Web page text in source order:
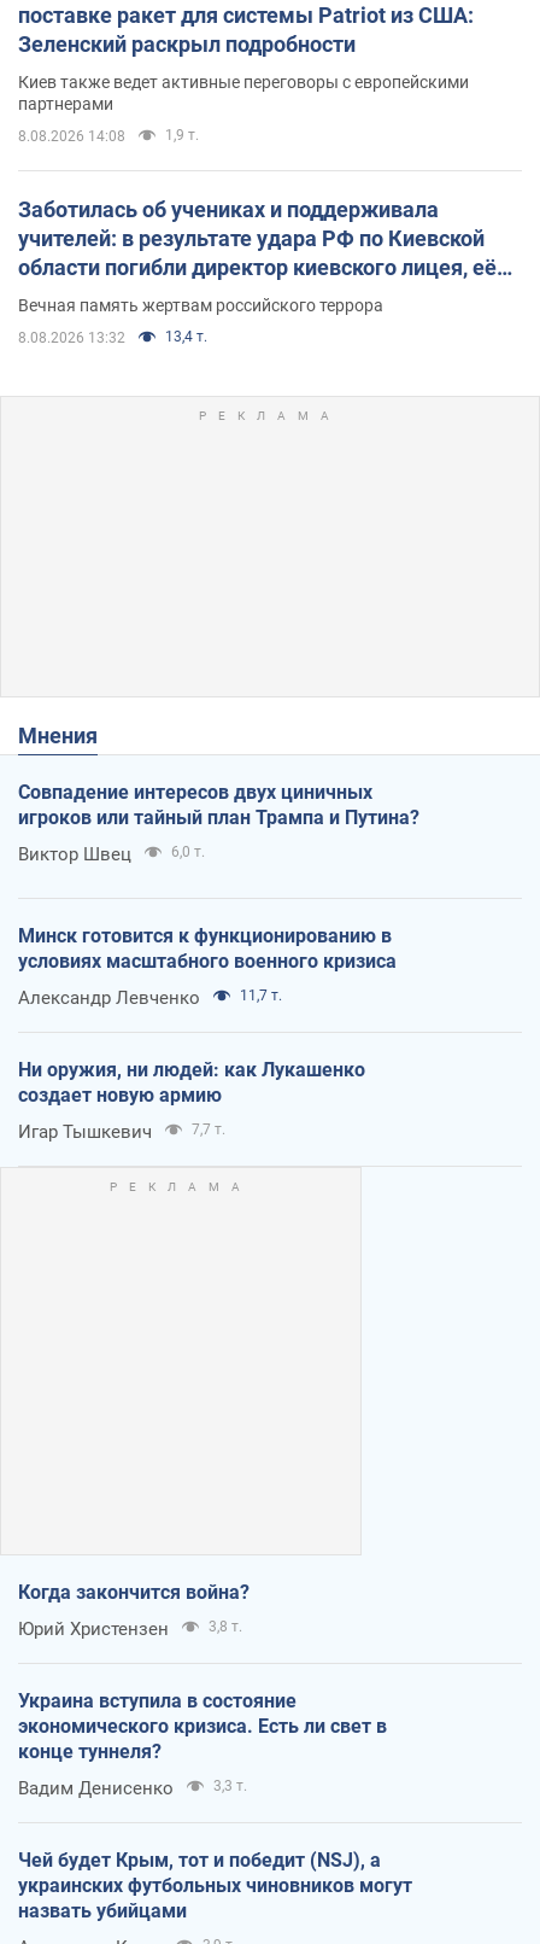
поставке ракет для системы Patriot из США:
Зеленский раскрыл подробности
Киев также ведет активные переговоры с европейскими
партнерами
8.08.2026 14:08 1,9 т.
Заботилась об учениках и поддерживала
учителей: в результате удара РФ по Киевской
области погибли директор киевского лицея, её
муж и внук
Вечная память жертвам российского террора
8.08.2026 13:32 13,4 т.
Мнения
Совпадение интересов двух циничных
игроков или тайный план Трампа и Путина?
Виктор Швец 6,0 т.
Минск готовится к функционированию в
условиях масштабного военного кризиса
Александр Левченко 11,7 т.
Ни оружия, ни людей: как Лукашенко
создает новую армию
Игар Тышкевич 7,7 т.
Когда закончится война?
Юрий Христензен 3,8 т.
Украина вступила в состояние
экономического кризиса. Есть ли свет в
конце туннеля?
Вадим Денисенко 3,3 т.
Чей будет Крым, тот и победит (NSJ), а
украинских футбольных чиновников могут
назвать убийцами